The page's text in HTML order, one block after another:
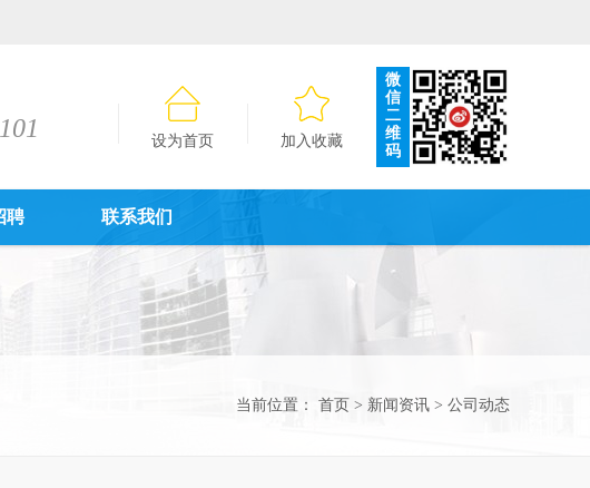
设为首页 加入收藏
微
信
二
维
码
聘 联系我们
当前位置： 首页 > 新闻资讯 > 公司动态